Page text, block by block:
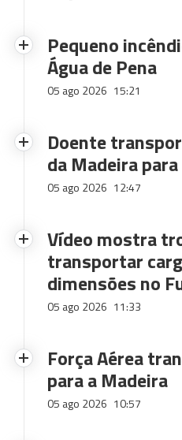
Pequeno
Água de Pena
05 ago 2026 15:21
Doente
da Madeira
05 ago 2026 12:47
Vídeo mostra
transportar
dimensões no
05 ago 2026 11:33
Força Aérea
para a Madeira
05 ago 2026 10:57